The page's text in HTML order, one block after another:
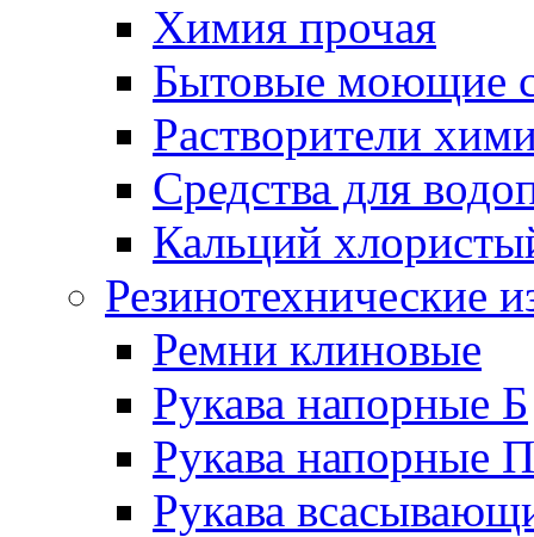
Химия прочая
Бытовые моющие
Растворители
Средства для
Кальций
Резинотехнические
Ремни клиновые
Рукава напорные Б
Рукава напорные П
Рукава